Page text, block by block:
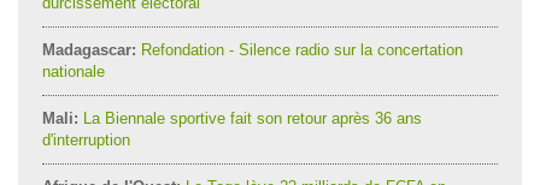
Madagascar: Refondation - Silence radio sur la concertation
nationale
Mali: La Biennale sportive fait son retour après 36 ans
d'interruption